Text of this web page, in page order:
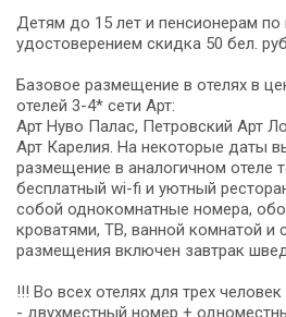
Детям до 15 лет и пенсионерам
удостоверением скидка 50 бел.
Базовое размещение в отелях в
отелей 3-4* сети Арт:
Арт Нуво Палас, Петровский Арт
Арт Карелия. На некоторые даты
размещение в аналогичном отеле
бесплатный wi-fi и уютный
собой однокомнатные номера,
кроватями, ТВ, ванной комнатой и
размещения включен завтрак
!!! Во всех отелях для трех
- двухместный номер +